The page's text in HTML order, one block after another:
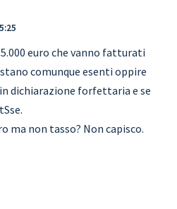
comunque esenti oppire
dichiarazione forfettaria e se
ma non tasso? Non capisco.